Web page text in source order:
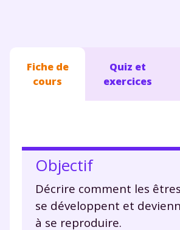
Fiche de
cours
Quiz et
exercices
Objectif
Décrire comment les
se développent et
à se reproduire.